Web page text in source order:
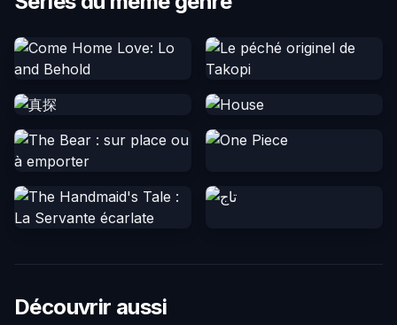
Découvrir aussi